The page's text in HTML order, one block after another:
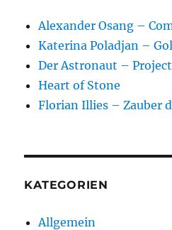
Alexander Osang –
Katerina Poladjan –
Der Astronaut –
Heart of Stone
Florian Illies – Zauber
KATEGORIEN
Allgemein